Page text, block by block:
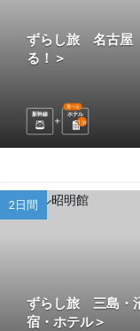
ずらし旅 名古屋
る！＞
新幹線 ホテル
選べる
1 泊
2日間
ずらし旅 三島・
宿・ホテル＞